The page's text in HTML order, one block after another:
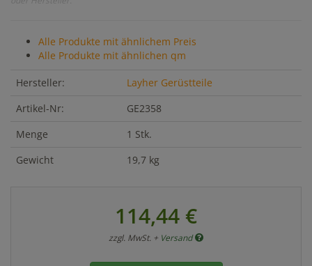
Alle Produkte mit ähnlichem Preis
Alle Produkte mit ähnlichen qm
Hersteller:
Layher Gerüstteile
Artikel-Nr:
GE2358
Menge
1 Stk.
Gewicht
19,7 kg
114,44 €
zzgl. MwSt. + Versand